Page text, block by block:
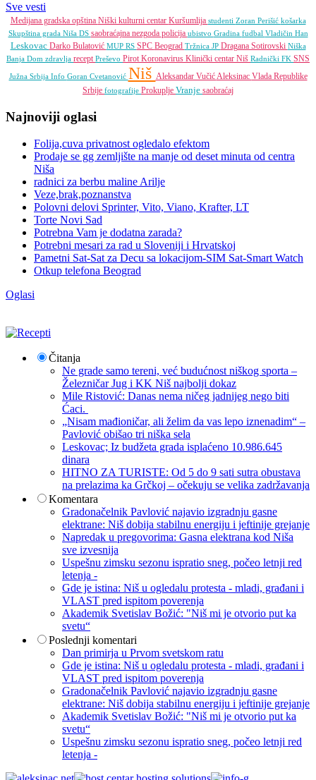
Sve vesti
Medijana gradska opština Niški kulturni centar Kuršumlija studenti Zoran Perišić košarka
Skupština grada Niša DS saobraćajna nezgoda policija ubistvo Gradina fudbal Vladičin Han
Leskovac Darko Bulatović MUP RS SPC Beograd Tržnica JP Dragana Sotirovski Niška
Banja Dom zdravlja receptPreševo PirotKoronavirus Klinički centar Niš Radnički FK SNS
Južna Srbija Info Goran Cvetanović Niš Aleksandar VučićAleksinac Vlada Republike
Srbije fotografije Prokuplje Vranje saobraćaj
Najnoviji oglasi
Folija,cuva privatnost ogledalo efektom
Prodaje se gg zemljište na manje od deset minuta od centra
Niša
radnici za berbu maline Arilje
Veze,brak,poznanstva
Polovni delovi Sprinter, Vito, Viano, Krafter, LT
Torte Novi Sad
Potrebna Vam je dodatna zarada?
Potrebni mesari za rad u Sloveniji i Hrvatskoj
Pametni Sat-Sat za Decu sa lokacijom-SIM Sat-Smart Watch
Otkup telefona Beograd
Oglasi
Čitanja
Ne grade samo tereni, već budućnost niškog sporta –
Železničar Jug i KK Niš najbolji dokaz
Mile Ristović: Danas nema ničeg jadnijeg nego biti
Ćaci.
„Nisam mađioničar, ali želim da vas lepo iznenadim“ –
Pavlović obišao tri niška sela
Leskovac; Iz budžeta grada isplaćeno 10.986.645
dinara
HITNO ZA TURISTE: Od 5 do 9 sati sutra obustava
na prelazima ka Grčkoj – očekuju se velika zadržavanja
Komentara
Gradonačelnik Pavlović najavio izgradnju gasne
elektrane: Niš dobija stabilnu energiju i jeftinije grejanje
Napredak u pregovorima: Gasna elektrana kod Niša
sve izvesnija
Uspešnu zimsku sezonu ispratio sneg, počeo letnji red
letenja -
Gde je istina: Niš u ogledalu protesta - mladi, građani i
VLAST pred ispitom poverenja
Akademik Svetislav Božić: "Niš mi je otvorio put ka
svetu“
Poslednji komentari
Dan primirja u Prvom svetskom ratu
Gde je istina: Niš u ogledalu protesta - mladi, građani i
VLAST pred ispitom poverenja
Gradonačelnik Pavlović najavio izgradnju gasne
elektrane: Niš dobija stabilnu energiju i jeftinije grejanje
Akademik Svetislav Božić: "Niš mi je otvorio put ka
svetu“
Uspešnu zimsku sezonu ispratio sneg, počeo letnji red
letenja -